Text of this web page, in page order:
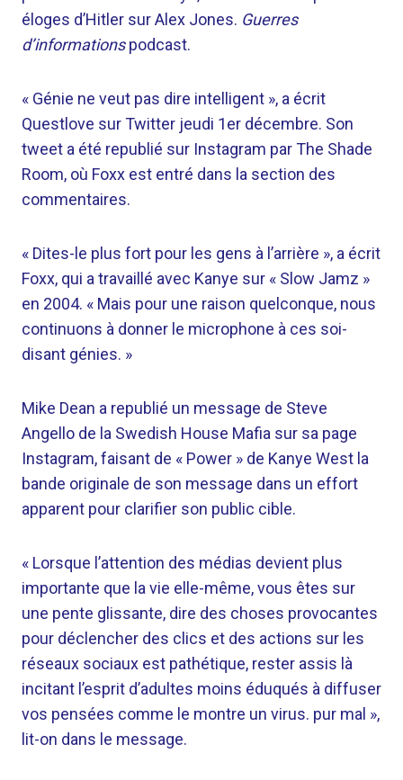
éloges d’Hitler sur Alex Jones. Guerres
d’informationspodcast.
« Génie ne veut pas dire intelligent », a écrit
Questlove sur Twitter jeudi 1er décembre. Son
tweet a été republié sur Instagram par The Shade
Room, où Foxx est entré dans la section des
commentaires.
« Dites-le plus fort pour les gens à l’arrière », a écrit
Foxx, qui a travaillé avec Kanye sur « Slow Jamz »
en 2004. « Mais pour une raison quelconque, nous
continuons à donner le microphone à ces soi-
disant génies. »
Mike Dean a republié un message de Steve
Angello de la Swedish House Mafia sur sa page
Instagram, faisant de « Power » de Kanye West la
bande originale de son message dans un effort
apparent pour clarifier son public cible.
« Lorsque l’attention des médias devient plus
importante que la vie elle-même, vous êtes sur
une pente glissante, dire des choses provocantes
pour déclencher des clics et des actions sur les
réseaux sociaux est pathétique, rester assis là
incitant l’esprit d’adultes moins éduqués à diffuser
vos pensées comme le montre un virus. pur mal »,
lit-on dans le message.